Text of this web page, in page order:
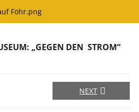
„GEGEN DEN STROM“
NEXT